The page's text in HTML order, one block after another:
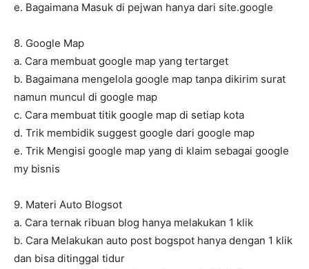
e. Bagaimana Masuk di pejwan hanya dari site.google
8. Google Map
a. Cara membuat google map yang tertarget
b. Bagaimana mengelola google map tanpa dikirim surat
namun muncul di google map
c. Cara membuat titik google map di setiap kota
d. Trik membidik suggest google dari google map
e. Trik Mengisi google map yang di klaim sebagai google
my bisnis
9. Materi Auto Blogsot
a. Cara ternak ribuan blog hanya melakukan 1 klik
b. Cara Melakukan auto post bogspot hanya dengan 1 klik
dan bisa ditinggal tidur